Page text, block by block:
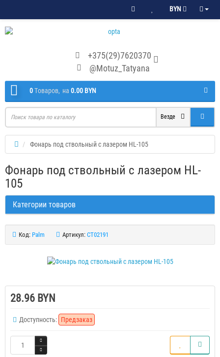
BYN
+375(29)7620370
@Motuz_Tatyana
0Tоваров, на 0.00 BYN
Везде
Фонарь под ствольный с лазером HL-105
Фонарь под ствольный с лазером HL-
105
Категории товаров
Код: Palm Артикул: CT02191
28.96 BYN
Доступность: Предзаказ